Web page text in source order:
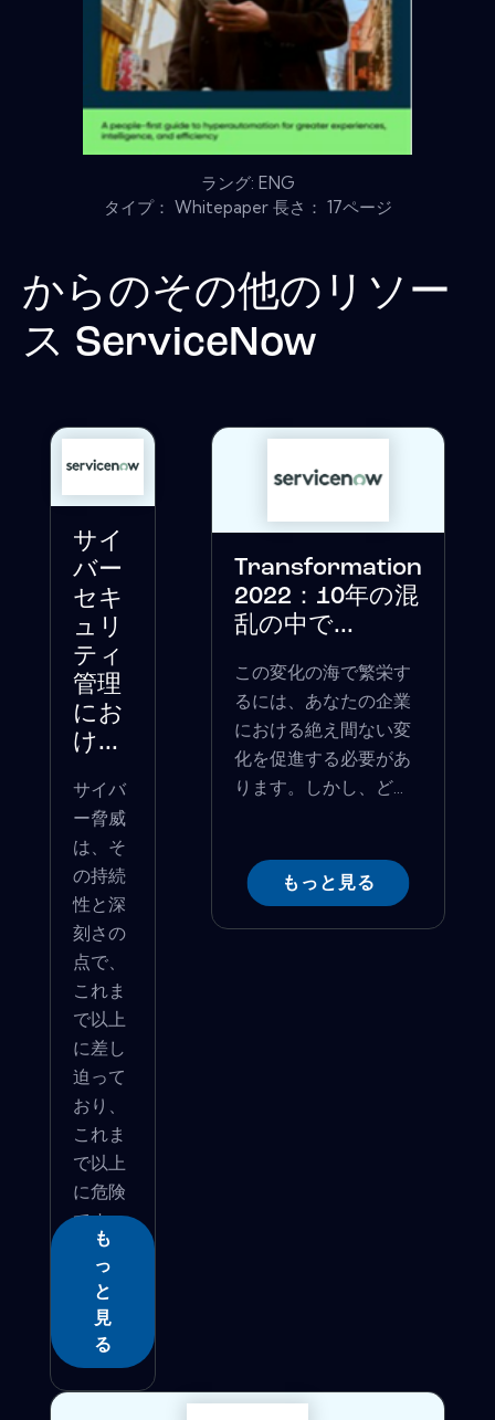
ラング: ENG
タイプ： Whitepaper 長さ： 17ページ
からのその他のリソー
ス ServiceNow
サイ
バー
セキ
ュリ
ティ
管理
にお
け...
サイバ
ー脅威
は、そ
の持続
性と深
刻さの
点で、
これま
で以上
に差し
迫って
おり、
これま
で以上
に危険
です。
ボ...も
っ
と
見
る
Transformation
2022：10年の混
乱の中で...
この変化の海で繁栄す
るには、あなたの企業
における絶え間ない変
化を促進する必要があ
ります。しかし、ど...
もっと見る